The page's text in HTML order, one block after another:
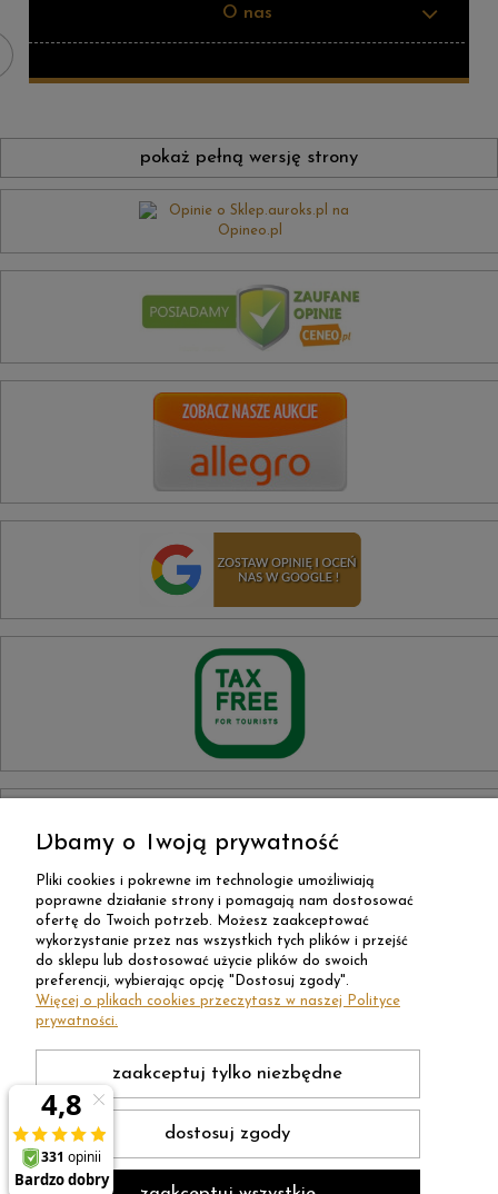
O nas
pokaż pełną wersję strony
Dbamy o Twoją prywatność
Pliki cookies i pokrewne im technologie umożliwiają
poprawne działanie strony i pomagają nam dostosować
ofertę do Twoich potrzeb. Możesz zaakceptować
wykorzystanie przez nas wszystkich tych plików i przejść
do sklepu lub dostosować użycie plików do swoich
preferencji, wybierając opcję "Dostosuj zgody".
Więcej o plikach cookies przeczytasz w naszej Polityce
prywatności.
zaakceptuj tylko niezbędne
dostosuj zgody